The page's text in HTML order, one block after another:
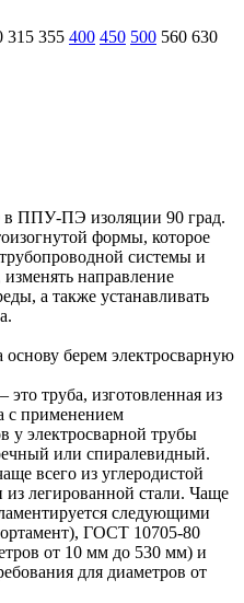
315 355 400 450 500 560 630
в ППУ-ПЭ изоляции 90 град.
формы, которое
системы и
изменять направление
а также устанавливать
основу берем электросварную
это труба, изготовленная из
с применением
у электросварной трубы
или спиралевидный.
всего из углеродистой
из легированной стали. Чаще
следующими
ГОСТ 10705-80
от 10 мм до 530 мм) и
для диаметров от